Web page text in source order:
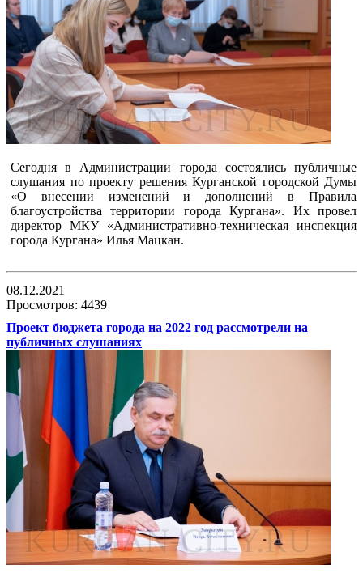
Сегодня в Администрации города состоялись публичные
слушания по проекту решения Курганской городской Думы
«О внесении изменений и дополнений в Правила
благоустройства территории города Кургана». Их провел
директор МКУ «Административно-техническая инспекция
города Кургана» Илья Мацкан.
08.12.2021
Просмотров: 4439
Проект бюджета города на 2022 год рассмотрели на
публичных слушаниях